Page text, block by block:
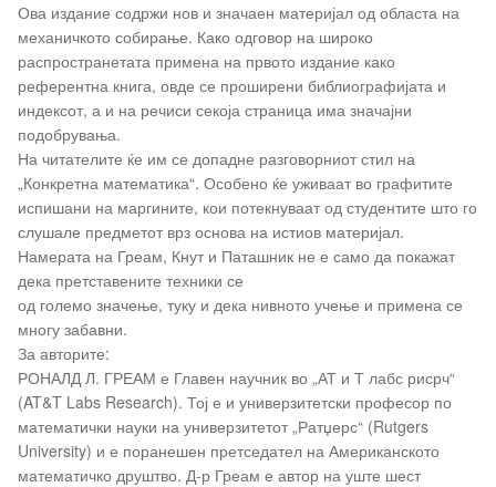
Ова издание содржи нов и значаен материјал од областа на
механичкото собирање. Како одговор на широко
распространетата примена на првото издание како
референтна книга, овде се проширени библиографијата и
индексот, а и на речиси секоја страница има значајни
подобрувања.
На читателите ќе им се допадне разговорниот стил на
„Конкретна математика“. Особено ќе уживаат во графитите
испишани на маргините, кои потекнуваат од студентите што го
слушале предметот врз основа на истиов материјал.
Намерата на Греам, Кнут и Паташник не е само да покажат
дека претставените техники се
од големо значење, туку и дека нивното учење и примена се
многу забавни.
За авторите:
РОНАЛД Л. ГРЕАМ е Главен научник во „АТ и Т лабс рисрч“
(AT&T Labs Research). Тој е и универзитетски професор по
математички науки на универзитетот „Ратџерс“ (Rutgers
University) и е поранешен претседател на Американското
математичко друштво. Д-р Греам е автор на уште шест